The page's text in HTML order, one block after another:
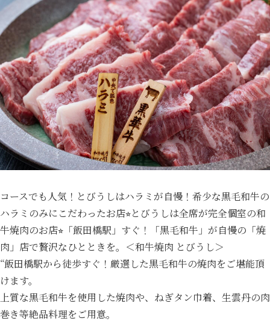
コースでも人気！とびうしはハラミが自慢！希少な黒毛和牛の
ハラミのみにこだわったお店⭐︎とびうしは全席が完全個室の和
牛焼肉のお店⭐︎「飯田橋駅」すぐ！「黒毛和牛」が自慢の「焼
肉」店で贅沢なひとときを。＜和牛焼肉 とびうし＞
“飯田橋駅から徒歩すぐ！厳選した黒毛和牛の焼肉をご堪能頂
けます。
上質な黒毛和牛を使用した焼肉や、ねぎタン巾着、生雲丹の肉
巻き等絶品料理をご用意。